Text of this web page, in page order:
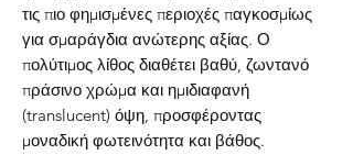
τις πιο φημισμένες περιοχές παγκοσμίως
για σμαράγδια ανώτερης αξίας. Ο
πολύτιμος λίθος διαθέτει βαθύ, ζωντανό
πράσινο χρώμα και ημιδιαφανή
(translucent) όψη, προσφέροντας
μοναδική φωτεινότητα και βάθος.